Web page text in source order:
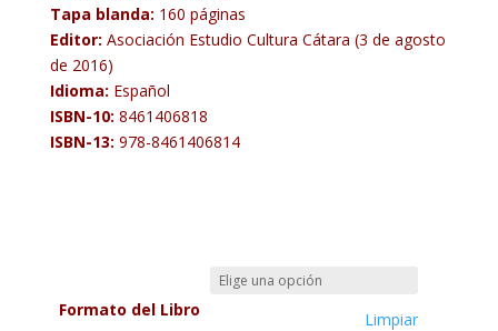
Tapa blanda: 160 páginas
Editor: Asociación Estudio Cultura Cátara (3 de agosto
de 2016)
Idioma: Español
ISBN-10: 8461406818
ISBN-13: 978-8461406814
Formato del Libro Limpiar